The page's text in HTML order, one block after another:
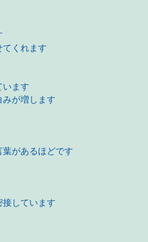
てくれます
います
が増します
があるほどです
しています